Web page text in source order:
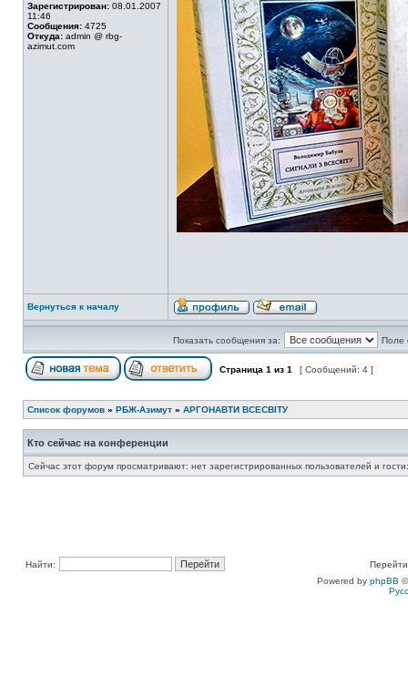
Зарегистрирован: 08.01.2007
11:46
Сообщения: 4725
Откуда: admin @ rbg-
azimut.com
Вернуться к началу
Показать сообщения за: Поле
Страница 1 из 1 [ Сообщений: 4 ]
Список форумов » РБЖ-Азимут » АРГОНАВТИ ВСЕСВIТУ
Кто сейчас на конференции
Сейчас этот форум просматривают: нет зарегистрированных пользователей и
Найти:
Powered by phpBB